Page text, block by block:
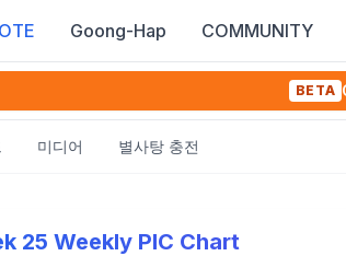
Goong-Hap COMMUNITY
BETA
미디어 별사탕 충전
25 Weekly PIC Chart